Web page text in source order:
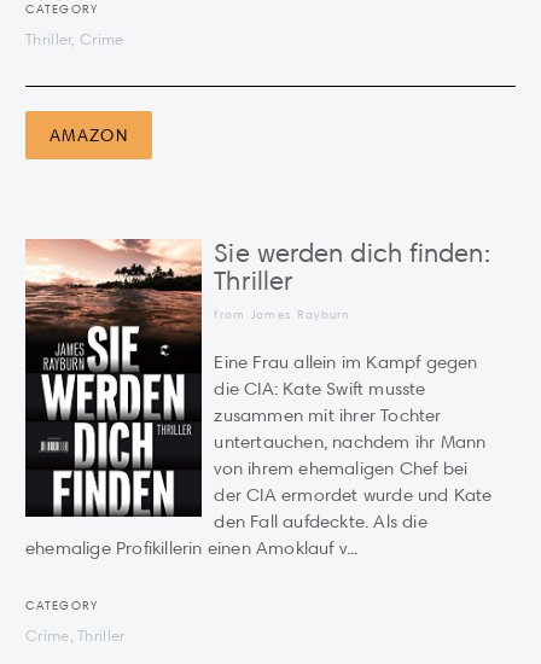
CATEGORY
Thriller, Crime
AMAZON
Sie werden dich finden:
Thriller
from James Rayburn
Eine Frau allein im Kampf gegen
die CIA: Kate Swift musste
zusammen mit ihrer Tochter
untertauchen, nachdem ihr Mann
von ihrem ehemaligen Chef bei
der CIA ermordet wurde und Kate
den Fall aufdeckte. Als die
ehemalige Profikillerin einen Amoklauf v...
CATEGORY
Crime, Thriller